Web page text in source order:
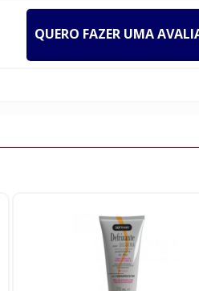
QUERO FAZER UMA